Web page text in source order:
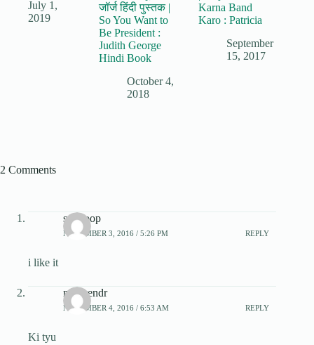
July 1,
2019
जॉर्ज हिंदी पुस्तक |
So You Want to
Be President :
Judith George
Hindi Book
October 4,
2018
Karna Band
Karo : Patricia
September
15, 2017
2 Comments
swaroop
NOVEMBER 3, 2016 / 5:26 PM REPLY
i like it
manvendr
NOVEMBER 4, 2016 / 6:53 AM REPLY
Ki tyu